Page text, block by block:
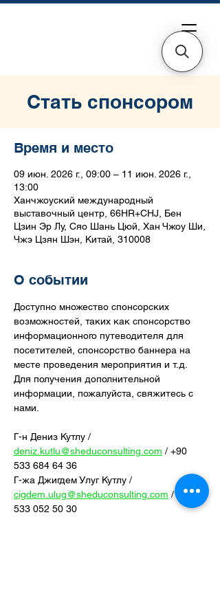
Стать спонсором
Время и место
09 июн. 2026 г., 09:00 – 11 июн. 2026 г.,
13:00
Ханчжоуский международный
выставочный центр, 66HR+CHJ, Бен
Цзин Эр Лу, Сяо Шань Цюй, Хан Чжоу Ши,
Чжэ Цзян Шэн, Китай, 310008
О событии
Доступно множество спонсорских
возможностей, таких как спонсорство
информационного путеводителя для
посетителей, спонсорство баннера на
месте проведения мероприятия и т.д.
Для получения дополнительной
информации, пожалуйста, свяжитесь с
нами.
Г-н Дениз Кутлу /
deniz.kutlu@sheduconsulting.com / +90
533 684 64 36
Г-жа Джигдем Улуг Кутлу /
cigdem.ulug@sheduconsulting.com / +90
533 052 50 30